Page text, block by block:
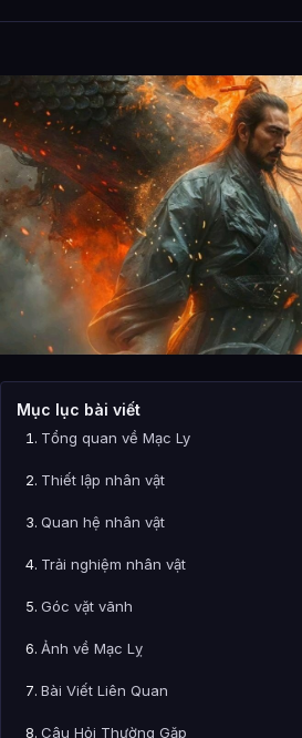
Mục lục bài viết
Tổng quan về Mạc Ly
Thiết lập nhân vật
Quan hệ nhân vật
Trải nghiệm nhân vật
Góc vặt vãnh
Ảnh về Mạc Lỵ
Bài Viết Liên Quan
Câu Hỏi Thường Gặp